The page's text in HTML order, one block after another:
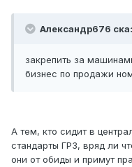
Александр676
закрепить за
бизнес по продажи
А тем, кто сидит в
стандарты ГРЗ, вряд ли
они от обиды и примут